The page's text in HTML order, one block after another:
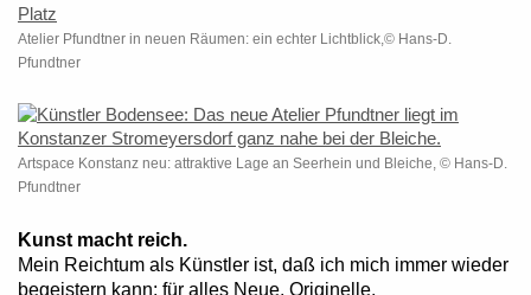
Atelier Pfundtner in neuen Räumen: ein echter Lichtblick,© Hans-D.
Pfundtner
Artspace Konstanz neu: attraktive Lage an Seerhein und Bleiche, © Hans-D.
Pfundtner
Kunst macht reich.
Mein Reichtum als Künstler ist, daß ich mich immer wieder
begeistern kann: für alles Neue, Originelle,